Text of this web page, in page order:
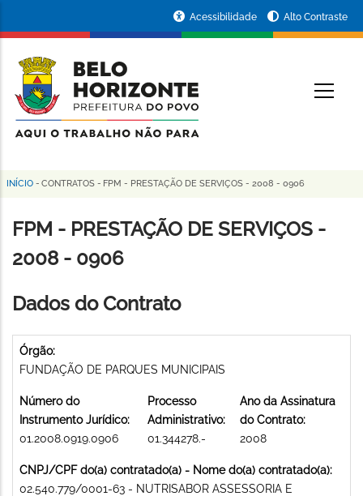
conteúdo
principal
da
Prefeitura
de
Horizonte
Acessibilidade Alto Contraste
Trilha
de
navegação
INÍCIO - CONTRATOS - FPM - PRESTAÇÃO DE SERVIÇOS - 2008 - 0906
FPM - PRESTAÇÃO DE SERVIÇOS -
2008 - 0906
Dados do Contrato
Órgão:
FUNDAÇÃO DE PARQUES MUNICIPAIS
Número do
Instrumento Jurídico:
01.2008.0919.0906
Processo
Administrativo:
01.344278.-
Ano da Assinatura
do Contrato:
2008
CNPJ/CPF do(a) contratado(a) - Nome do(a) contratado(a):
02.540.779/0001-63 - NUTRISABOR ASSESSORIA E